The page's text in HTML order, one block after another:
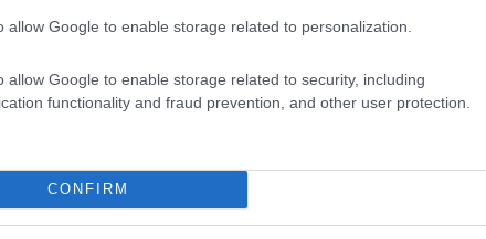
allow Google to enable storage related to personalization.
allow Google to enable storage related to security, including
functionality and fraud prevention, and other user protection.
CONFIRM